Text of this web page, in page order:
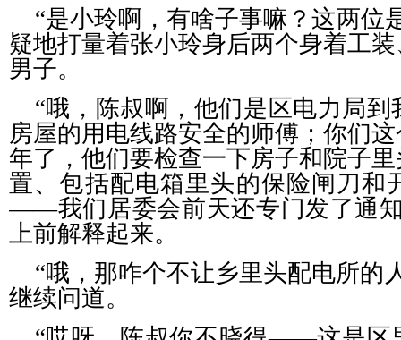
“是小玲啊，有啥子事嘛？这两
疑地打量着张小玲身后两个身着工
男子。
“哦，陈叔啊，他们是区电力局
房屋的用电线路安全的师傅；你们
年了，他们要检查一下房子和院子
置、包括配电箱里头的保险闸刀和
——我们居委会前天还专门发了通
上前解释起来。
“哦，那咋个不让乡里头配电所的
继续问道。